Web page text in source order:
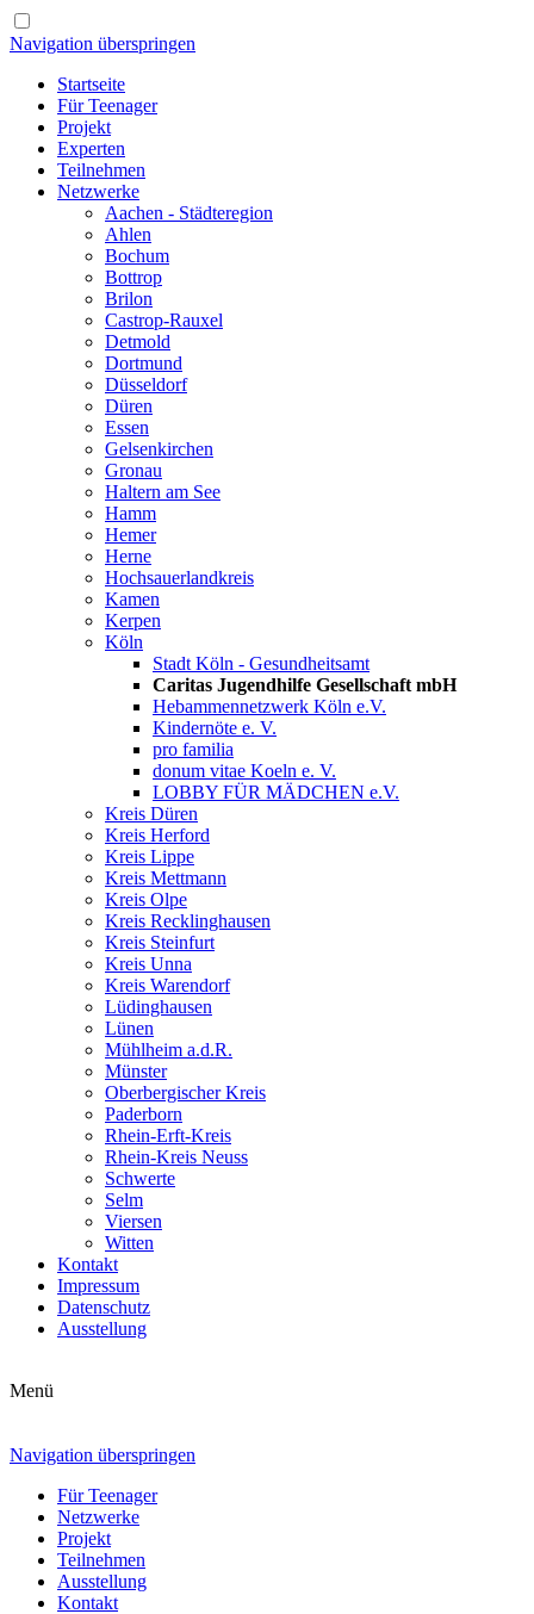
Navigation überspringen
Startseite
Für Teenager
Projekt
Experten
Teilnehmen
Netzwerke
Aachen - Städteregion
Ahlen
Bochum
Bottrop
Brilon
Castrop-Rauxel
Detmold
Dortmund
Düsseldorf
Düren
Essen
Gelsenkirchen
Gronau
Haltern am See
Hamm
Hemer
Herne
Hochsauerlandkreis
Kamen
Kerpen
Köln
Stadt Köln - Gesundheitsamt
Caritas Jugendhilfe Gesellschaft mbH
Hebammennetzwerk Köln e.V.
Kindernöte e. V.
pro familia
donum vitae Koeln e. V.
LOBBY FÜR MÄDCHEN e.V.
Kreis Düren
Kreis Herford
Kreis Lippe
Kreis Mettmann
Kreis Olpe
Kreis Recklinghausen
Kreis Steinfurt
Kreis Unna
Kreis Warendorf
Lüdinghausen
Lünen
Mühlheim a.d.R.
Münster
Oberbergischer Kreis
Paderborn
Rhein-Erft-Kreis
Rhein-Kreis Neuss
Schwerte
Selm
Viersen
Witten
Kontakt
Impressum
Datenschutz
Ausstellung
Menü
Navigation überspringen
Für Teenager
Netzwerke
Projekt
Teilnehmen
Ausstellung
Kontakt